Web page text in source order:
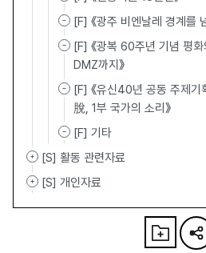
[F] 《광주 비엔날레 경계를
[F] 《광복 60주년 기념 평
DMZ까지》
[F] 《유신40년 공동 주제기
脫, 1부 국가의 소리》
[F] 기타
[S] 활동 관련자료
[S] 개인자료